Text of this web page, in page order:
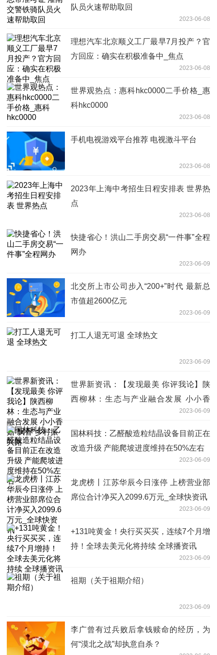
队员火速帮助取回
2023-06-08
理想汽车北京顺义工厂最早7月投产？官
方回应：确实在积极准备中_焦点
2023-06-08
世界观热点：惠科hkc0000二手价格_惠
科hkc0000
2023-06-08
手机电视游戏平台推荐 电视激斗平台
2023-06-08
2023年上海中考招生日程安排表 世界热
点
2023-06-08
快捷省心！洪山二手房交易“一件事”全程
网办
2023-06-09
北交所上市公司步入“200+”时代 最新总
市值超2600亿元
2023-06-09
打工人退无可退 全球热文
2023-06-09
世界新资讯：【发现最美 你评我论】陕
西柳林：生态与产业融合发展 小小香
2023-06-09
国林科技：乙醛酸造粒结晶设备目前正在
改造升级 产能爬坡进度维持在50%左右
2023-06-09
龙虎榜丨江苏华辰今日涨停 上榜营业部
席位合计净买入2099.6万元_全球快资讯
2023-06-09
+131吨黄金！央行买买买，连续7个月增
持！全球去美元化将持续 全球播资讯
2023-06-09
祖期（关于祖期介绍）
2023-06-09
李广曾有过兵败后拿钱赎命的经历，为
何“漠北之战”却执意自杀？